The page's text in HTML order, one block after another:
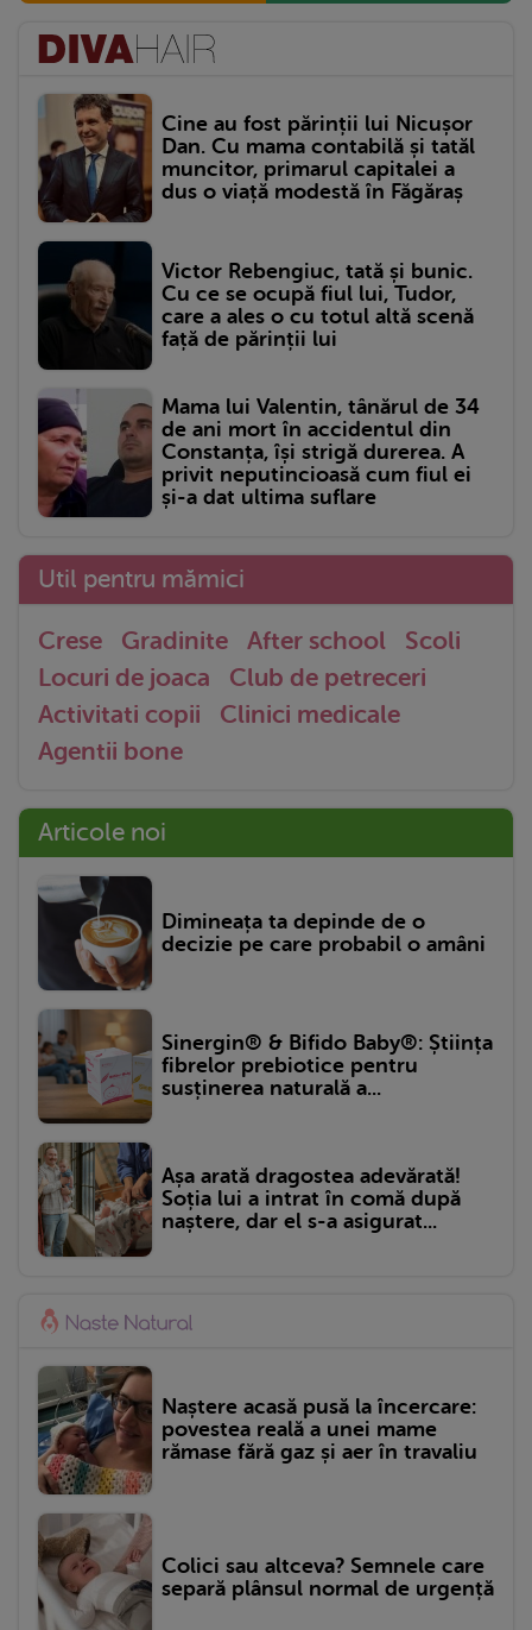
Cine au fost părinții lui Nicușor
Dan. Cu mama contabilă și tatăl
muncitor, primarul capitalei a
dus o viață modestă în Făgăraș
Victor Rebengiuc, tată și bunic.
Cu ce se ocupă fiul lui, Tudor,
care a ales o cu totul altă scenă
față de părinții lui
Mama lui Valentin, tânărul de 34
de ani mort în accidentul din
Constanța, își strigă durerea. A
privit neputincioasă cum fiul ei
și-a dat ultima suflare
Util pentru mămici
Crese Gradinite After school
Scoli
Locuri de joaca
Club de petreceri
Activitati copii
Clinici medicale
Agentii bone
Articole noi
Dimineața ta depinde de o
decizie pe care probabil o amâni
Sinergin® & Bifido Baby®: Știința
fibrelor prebiotice pentru
susținerea naturală a...
Așa arată dragostea adevărată!
Soția lui a intrat în comă după
naștere, dar el s-a asigurat...
Naștere acasă pusă la încercare:
povestea reală a unei mame
rămase fără gaz și aer în travaliu
Colici sau altceva? Semnele care
separă plânsul normal de urgență